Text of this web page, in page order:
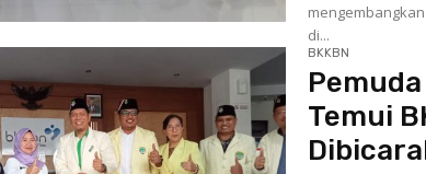
di...
BKKBN
Temui